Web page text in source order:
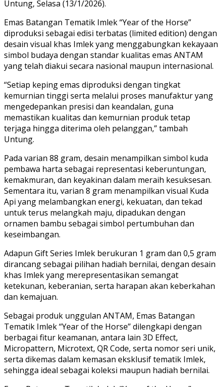
Untung, Selasa (13/1/2026).
Emas Batangan Tematik Imlek “Year of the Horse”
diproduksi sebagai edisi terbatas (limited edition) dengan
desain visual khas Imlek yang menggabungkan kekayaan
simbol budaya dengan standar kualitas emas ANTAM
yang telah diakui secara nasional maupun internasional.
“Setiap keping emas diproduksi dengan tingkat
kemurnian tinggi serta melalui proses manufaktur yang
mengedepankan presisi dan keandalan, guna
memastikan kualitas dan kemurnian produk tetap
terjaga hingga diterima oleh pelanggan,” tambah
Untung.
Pada varian 88 gram, desain menampilkan simbol kuda
pembawa harta sebagai representasi keberuntungan,
kemakmuran, dan keyakinan dalam meraih kesuksesan.
Sementara itu, varian 8 gram menampilkan visual Kuda
Api yang melambangkan energi, kekuatan, dan tekad
untuk terus melangkah maju, dipadukan dengan
ornamen bambu sebagai simbol pertumbuhan dan
keseimbangan.
Adapun Gift Series Imlek berukuran 1 gram dan 0,5 gram
dirancang sebagai pilihan hadiah bernilai, dengan desain
khas Imlek yang merepresentasikan semangat
ketekunan, keberanian, serta harapan akan keberkahan
dan kemajuan.
Sebagai produk unggulan ANTAM, Emas Batangan
Tematik Imlek “Year of the Horse” dilengkapi dengan
berbagai fitur keamanan, antara lain 3D Effect,
Micropattern, Microtext, QR Code, serta nomor seri unik,
serta dikemas dalam kemasan eksklusif tematik Imlek,
sehingga ideal sebagai koleksi maupun hadiah bernilai.